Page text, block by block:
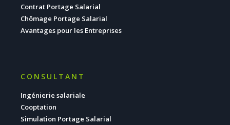
Contrat Portage Salarial
Chômage Portage Salarial
Avantages pour les Entreprises
CONSULTANT
Ingénierie salariale
Cooptation
Simulation Portage Salarial